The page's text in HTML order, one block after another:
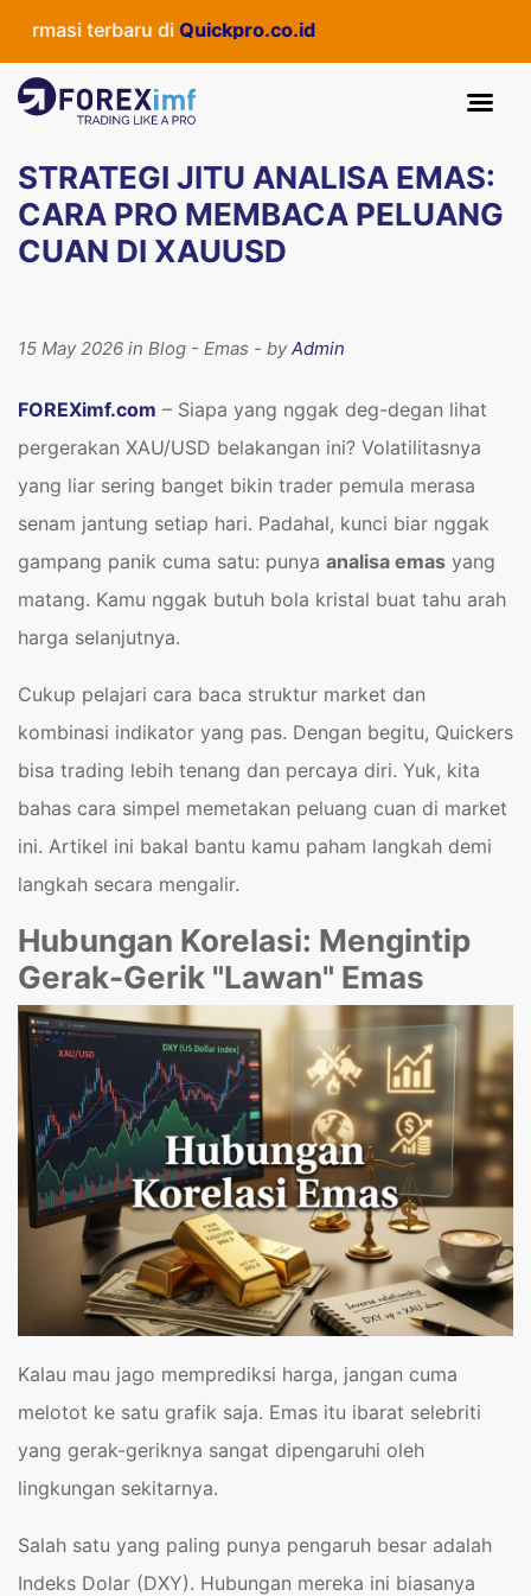
terbaru diQuickpro.co.id
STRATEGI JITU ANALISA EMAS:
CARA PRO MEMBACA PELUANG
CUAN DI XAUUSD
15 May 2026 in Blog - Emas - byAdmin
FOREXimf.com – Siapa yang nggak deg-degan lihat
pergerakan XAU/USD belakangan ini? Volatilitasnya
yang liar sering banget bikin trader pemula merasa
senam jantung setiap hari. Padahal, kunci biar nggak
gampang panik cuma satu: punya analisa emas yang
matang. Kamu nggak butuh bola kristal buat tahu arah
harga selanjutnya.
Cukup pelajari cara baca struktur market dan
kombinasi indikator yang pas. Dengan begitu, Quickers
bisa trading lebih tenang dan percaya diri. Yuk, kita
bahas cara simpel memetakan peluang cuan di market
ini. Artikel ini bakal bantu kamu paham langkah demi
langkah secara mengalir.
Hubungan Korelasi: Mengintip
Gerak-Gerik "Lawan" Emas
Kalau mau jago memprediksi harga, jangan cuma
melotot ke satu grafik saja. Emas itu ibarat selebriti
yang gerak-geriknya sangat dipengaruhi oleh
lingkungan sekitarnya.
Salah satu yang paling punya pengaruh besar adalah
Indeks Dolar (DXY). Hubungan mereka ini biasanya